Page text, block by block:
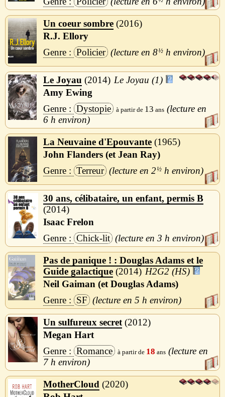
Un coeur sombre 2016
R.J. Ellory
Policier
8½ h
Le Joyau 2014
Le Joyau (1)
Amy Ewing
Dystopie
13
6 h
La Neuvaine d'Epouvante 1965
John Flanders (et Jean Ray)
Terreur
2½ h
30 ans, célibataire, un enfant, permis B
2014
Isaac Frelon
Chick-lit
3 h
Pas de panique ! : Douglas Adams et le
Guide galactique 2014
H2G2 (HS)
Neil Gaiman (et Douglas Adams)
SF
5 h
Un sulfureux secret 2012
Megan Hart
Romance
18
7 h
MotherCloud
2020